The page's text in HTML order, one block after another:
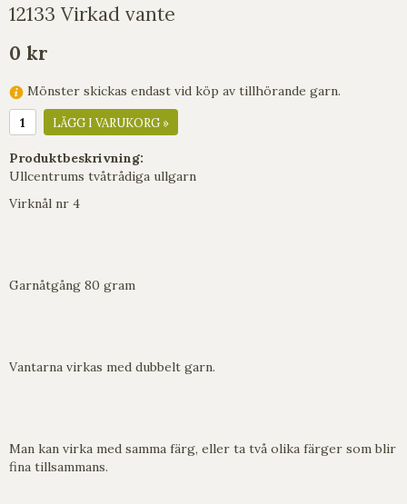
12133 Virkad vante
0 kr
Mönster skickas endast vid köp av tillhörande garn.
LÄGG I VARUKORG »
Produktbeskrivning:
Ullcentrums tvåtrådiga ullgarn
Virknål nr 4
Garnåtgång 80 gram
Vantarna virkas med dubbelt garn.
Man kan virka med samma färg, eller ta två olika färger som blir
fina tillsammans.